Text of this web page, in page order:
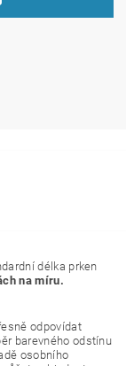
délka prken
na míru.
odpovídat
barevného odstínu
osobního